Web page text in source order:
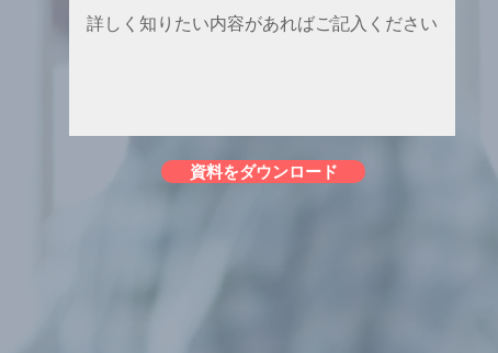
資料をダウンロード